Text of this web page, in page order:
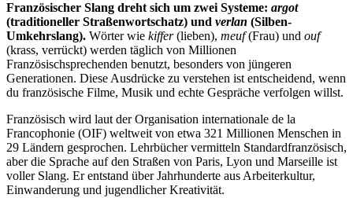
Französischer Slang dreht sich um zwei Systeme: argot
(traditioneller Straßenwortschatz) und verlan (Silben-
Umkehrslang). Wörter wie kiffer(lieben), meuf(Frau) und ouf
(krass, verrückt) werden täglich von Millionen
Französischsprechenden benutzt, besonders von jüngeren
Generationen. Diese Ausdrücke zu verstehen ist entscheidend, wenn
du französische Filme, Musik und echte Gespräche verfolgen willst.
Französisch wird laut der Organisation internationale de la
Francophonie (OIF) weltweit von etwa 321 Millionen Menschen in
29 Ländern gesprochen. Lehrbücher vermitteln Standardfranzösisch,
aber die Sprache auf den Straßen von Paris, Lyon und Marseille ist
voller Slang. Er entstand über Jahrhunderte aus Arbeiterkultur,
Einwanderung und jugendlicher Kreativität.